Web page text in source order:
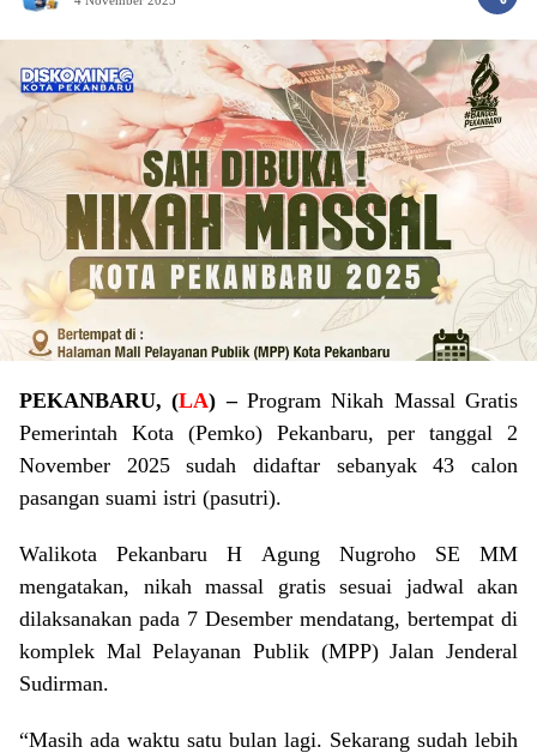
PEKANBARU, (LA) –Program Nikah Massal Gratis
Pemerintah Kota (Pemko) Pekanbaru, per tanggal 2
November 2025 sudah didaftar sebanyak 43 calon
pasangan suami istri (pasutri).
Walikota Pekanbaru H Agung Nugroho SE MM
mengatakan, nikah massal gratis sesuai jadwal akan
dilaksanakan pada 7 Desember mendatang, bertempat di
komplek Mal Pelayanan Publik (MPP) Jalan Jenderal
Sudirman.
“Masih ada waktu satu bulan lagi. Sekarang sudah lebih